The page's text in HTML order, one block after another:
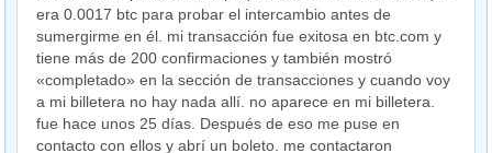
era 0.0017 btc para probar el intercambio antes de
sumergirme en él. mi transacción fue exitosa en btc.com y
tiene más de 200 confirmaciones y también mostró
«completado» en la sección de transacciones y cuando voy
a mi billetera no hay nada allí. no aparece en mi billetera.
fue hace unos 25 días. Después de eso me puse en
contacto con ellos y abrí un boleto. me contactaron